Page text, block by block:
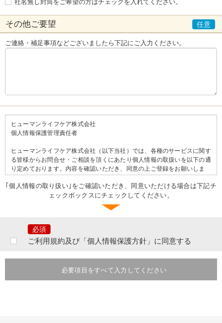
社名無し封筒をご希望の方はチェックを入れてください。
その他ご要望
ご連絡・補足事項などございましたら下記にご入力ください。
ヒューマンライフケア株式会社
個人情報保護管理責任者
ヒューマンライフケア株式会社（以下当社）では、各種のサービスに関す
る皆様からお問合せ・ご相談を頂くにあたり個人情報の取扱いを以下の通
り定めております。内容を確認いただき、同意の上ご登録をお願いしま
す。
＝＝個人情報の取り扱いについて＝＝
なお、提出いただいた個人情報はご本人の同意なく第三者へ提供すること
はございません。ただし、次のいずれかに該当する場合は提供をすること
あらかじめ、本人に必要事項を明示または通知し、本人の同意を得ている
とき。本人ならびに公衆の生命・健康・財産を脅かす可能性がある場合。
法令に基づく場合。その他業務遂行上必要な手続きを行う目的において個
｢個人情報の取り扱い｣をご確認いただき、同意いただける場合は下記チ
ェックボックスにチェックしてください。
ご利用規約及び「個人情報保護方針」に同意する
必要項目をすべて入力してください